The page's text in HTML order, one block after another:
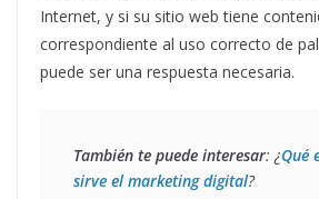
Internet, y si su sitio web tiene
correspondiente al uso correcto de
puede ser una respuesta necesaria.
También te puede interesar: ¿Qué
sirve el marketing digital?